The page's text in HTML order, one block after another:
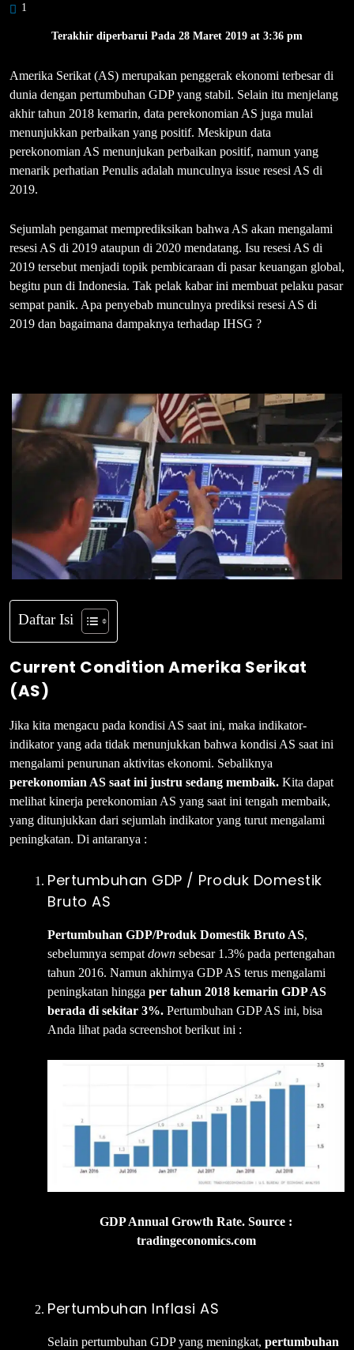
1
Terakhir diperbarui Pada 28 Maret 2019 at 3:36 pm
Amerika Serikat (AS) merupakan penggerak ekonomi terbesar di
dunia dengan pertumbuhan GDP yang stabil. Selain itu menjelang
akhir tahun 2018 kemarin, data perekonomian AS juga mulai
menunjukkan perbaikan yang positif. Meskipun data
perekonomian AS menunjukan perbaikan positif, namun yang
menarik perhatian Penulis adalah munculnya issue resesi AS di
2019.
Sejumlah pengamat memprediksikan bahwa AS akan mengalami
resesi AS di 2019 ataupun di 2020 mendatang. Isu resesi AS di
2019 tersebut menjadi topik pembicaraan di pasar keuangan global,
begitu pun di Indonesia. Tak pelak kabar ini membuat pelaku pasar
sempat panik. Apa penyebab munculnya prediksi resesi AS di
2019 dan bagaimana dampaknya terhadap IHSG ?
Daftar Isi
Current Condition Amerika Serikat
(AS)
Jika kita mengacu pada kondisi AS saat ini, maka indikator-
indikator yang ada tidak menunjukkan bahwa kondisi AS saat ini
mengalami penurunan aktivitas ekonomi. Sebaliknya
perekonomian AS saat ini justru sedang membaik. Kita dapat
melihat kinerja perekonomian AS yang saat ini tengah membaik,
yang ditunjukkan dari sejumlah indikator yang turut mengalami
peningkatan. Di antaranya :
Pertumbuhan GDP / Produk Domestik
Bruto AS
Pertumbuhan GDP/Produk Domestik Bruto AS,
sebelumnya sempat down sebesar 1.3% pada pertengahan
tahun 2016. Namun akhirnya GDP AS terus mengalami
peningkatan hingga per tahun 2018 kemarin GDP AS
berada di sekitar 3%. Pertumbuhan GDP AS ini, bisa
Anda lihat pada screenshot berikut ini :
GDP Annual Growth Rate. Source :
tradingeconomics.com
Pertumbuhan Inflasi AS
Selain pertumbuhan GDP yang meningkat, pertumbuhan